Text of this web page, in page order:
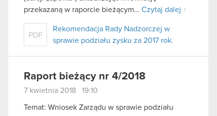
przekazaną w raporcie bieżącym… Czytaj dalej
PDF
Rekomendacja Rady Nadzorczej w
sprawie podziału zysku za 2017 rok.
Raport bieżący nr 4/2018
7 kwietnia 2018 19:10
Temat: Wniosek Zarządu w sprawie podziału